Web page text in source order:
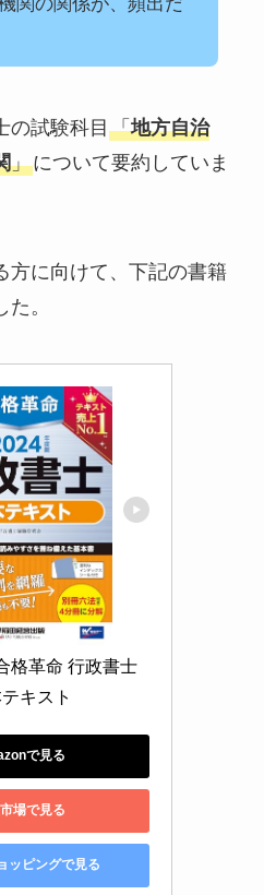
の試験科目 「地方自治
」について要約していま
方に向けて、下記の書籍
。
格革命 行政書士
キスト
で見る
場で見る
ッピングで見る